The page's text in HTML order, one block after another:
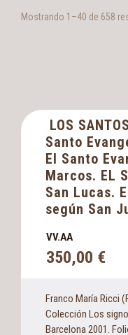
Mostrando 1–40 de 658
LOS
Santo
El Santo
Marcos. EL
San Lucas.
según San
VV.AA
350,00 €
Franco María Ricci
Colección Los
Barcelona 2001.